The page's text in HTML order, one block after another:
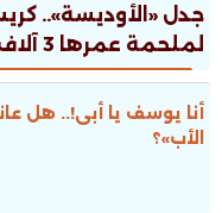
جدل «الأوديسة»..
الطبعات.. ونقاش
أنا يوسف يا أبى!.. هل
الأب»؟